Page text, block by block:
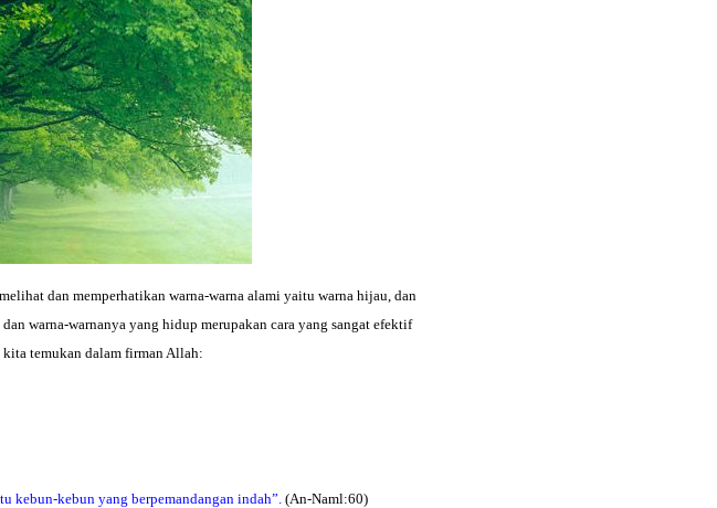
dan memperhatikan warna-warna alami yaitu warna hijau, dan
warna-warnanya yang hidup merupakan cara yang sangat efektif
temukan dalam firman Allah:
kebun yang berpemandangan indah”. (An-Naml:60)